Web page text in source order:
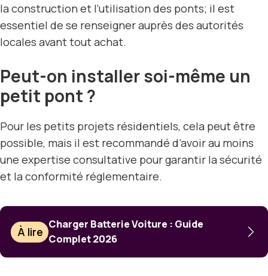
la construction et l’utilisation des ponts; il est
essentiel de se renseigner auprès des autorités
locales avant tout achat.
Peut-on installer soi-même un
petit pont ?
Pour les petits projets résidentiels, cela peut être
possible, mais il est recommandé d’avoir au moins
une expertise consultative pour garantir la sécurité
et la conformité réglementaire.
À lire
Charger Batterie Voiture : Guide
Complet 2026